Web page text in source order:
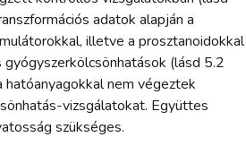
adatok alapján a
illetve a prosztanoidokkal
(lásd 5.2
nem végeztek
vizsgálatokat. Együttes
szükséges.